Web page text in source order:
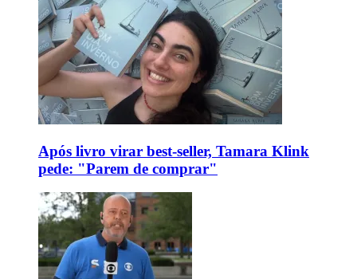
Após livro virar best-seller, Tamara Klink
pede: "Parem de comprar"